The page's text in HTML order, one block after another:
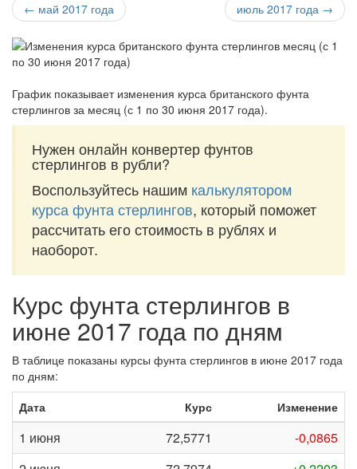
← май 2017 года июль 2017 года →
График показывает изменения курса британского фунта
стерлингов за месяц (с 1 по 30 июня 2017 года).
Нужен онлайн конвертер фунтов
стерлингов в рубли?
Воспользуйтесь нашим калькулятором
курса фунта стерлингов, который поможет
рассчитать его стоимость в рублях и
наоборот.
Курс фунта стерлингов в
июне 2017 года по дням
В таблице показаны курсы фунта стерлингов в июне 2017 года
по дням:
Дата
Курс Изменение
1 июня 72,5771
-0,0865